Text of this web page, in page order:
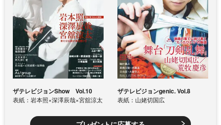
ザテレビジョンShow Vol.10
表紙：岩本照×深澤辰哉×宮舘涼太
ザテレビジョンgenic. Vol.8
表紙：山姥切国広